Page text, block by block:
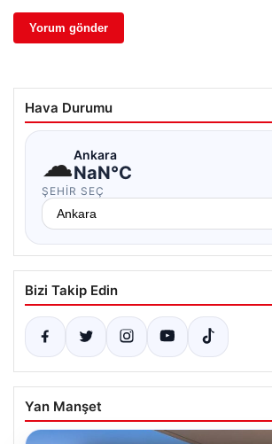
Hava Durumu
☁Ankara
NaN°C
ŞEHIR SEÇ
Bizi Takip Edin
Yan Manşet